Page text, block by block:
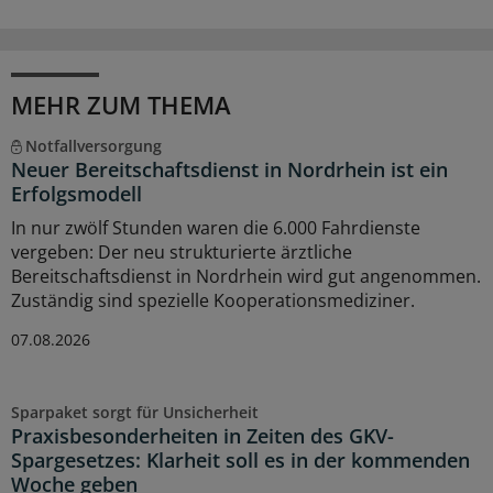
MEHR ZUM THEMA
Notfallversorgung
Neuer Bereitschaftsdienst in Nordrhein ist ein
Erfolgsmodell
In nur zwölf Stunden waren die 6.000 Fahrdienste
vergeben: Der neu strukturierte ärztliche
Bereitschaftsdienst in Nordrhein wird gut angenommen.
Zuständig sind spezielle Kooperationsmediziner.
07.08.2026
Sparpaket sorgt für Unsicherheit
Praxisbesonderheiten in Zeiten des GKV-
Spargesetzes: Klarheit soll es in der kommenden
Woche geben